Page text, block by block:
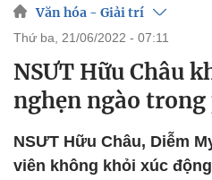
Văn hóa - Giải trí
thứ ba, 21/06/2022 - 07:11
NSƯT Hữu Châu
nghẹn ngào trong
NSƯT Hữu Châu, Diễm
viên không khỏi xúc